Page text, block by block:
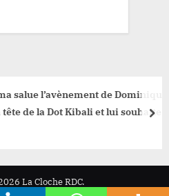
l’avènement de Dominique
de la Dot Kibali et lui souhaite un
La Cloche RDC.